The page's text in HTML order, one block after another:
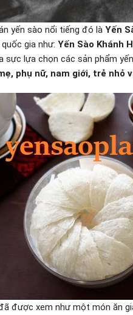
yến sào nổi tiếng đó là Yến
gia như: Yến Sào Khánh
lựa chọn các sản phẩm
phụ nữ, nam giới, trẻ nhỏ
được xem như một món ăn